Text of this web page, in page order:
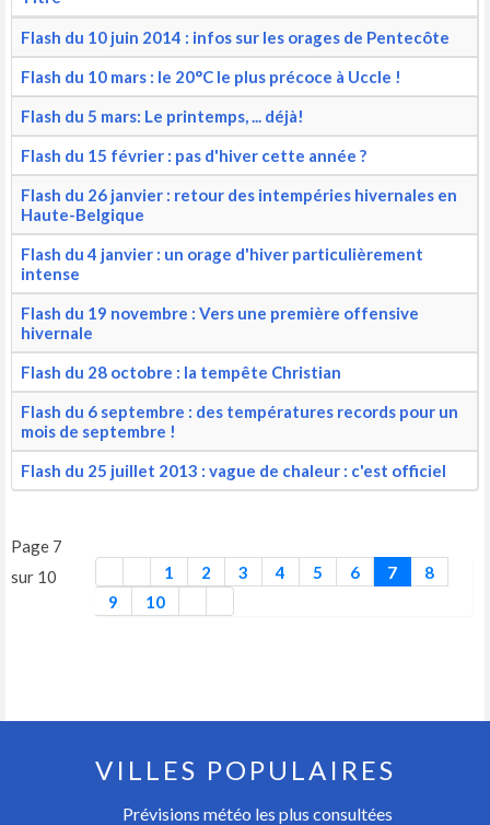
Flash du 10 juin 2014 : infos sur les orages de Pentecôte
Flash du 10 mars : le 20°C le plus précoce à Uccle !
Flash du 5 mars: Le printemps, ... déjà!
Flash du 15 février : pas d'hiver cette année ?
Flash du 26 janvier : retour des intempéries hivernales en
Haute-Belgique
Flash du 4 janvier : un orage d'hiver particulièrement
intense
Flash du 19 novembre : Vers une première offensive
hivernale
Flash du 28 octobre : la tempête Christian
Flash du 6 septembre : des températures records pour un
mois de septembre !
Flash du 25 juillet 2013 : vague de chaleur : c'est officiel
Page 7
sur 10
1 2 3 4 5 6 7
8
9
10
VILLES POPULAIRES
Prévisions météo les plus consultées